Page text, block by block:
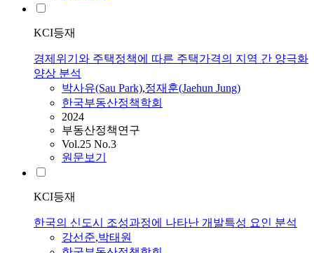
KCI등재
경제위기와 주택정책에 따른 주택가격의 지역 간 양극화
양상 분석
박사유(Sau Park),정재훈(Jaehun Jung)
한국부동산정책학회
2024
부동산정책연구
Vol.25 No.3
원문보기
KCI등재
한국의 신도시 조성과정에 나타난 개발특성 요인 분석
강선준,박태원